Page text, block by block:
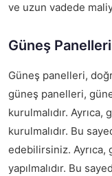
ve uzun vadede
Güneş
Güneş panelleri,
güneş panelleri,
kurulmalıdır.
kurulmalıdır. Bu
edebilirsiniz. Ayrıca,
yapılmalıdır. Bu